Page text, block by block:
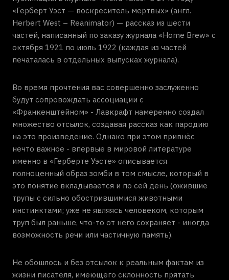
«Герберт Уэст — воскреситель мертвых» (англ.
Herbert West – Reanimator) — рассказ из шести
частей, написанный по заказу журнала «Home Brew» с
октября 1921 по июль 1922 (каждая из частей
печаталась в отдельных выпусках журнала).
Во время прочтения вас совершенно заслуженно
будут сопровождать ассоциации с
«Франкенштейном» - Лавкрафт намеренно создал
множество отсылок, создавая рассказ как пародию
на это произведение. Однако при этом привнёс
нечто важное - впервые в мировой литературе
именно в «Герберте Уэсте» описывается
полноценный образ зомби в том смысле, который в
это понятие вкладывается и по сей день (ожившие
трупы с сильно обострившимися животными
инстинктами; уже не являясь человеком, которым
труп был раньше, что-то от него сохраняет - иногда
возможность речи или частичную память).
Не обошлось и без отсылок к реальным фактам из
жизни писателя, имеющего склонность прятать